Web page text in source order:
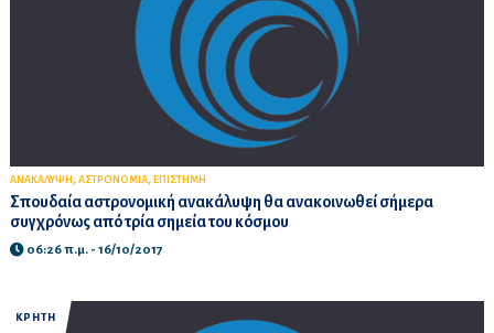
ΑΝΑΚΑΛΥΨΗ , ΑΣΤΡΟΝΟΜΙΑ, ΕΠΙΣΤΗΜΗ
Σπουδαία αστρονομική ανακάλυψη θα ανακοινωθεί σήμερα
συγχρόνως από τρία σημεία του κόσμου
06:26 π.μ. - 16/10/2017
ΚΡΗΤΗ